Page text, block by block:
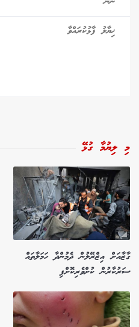
މި ލިޔުމާ ގުޅޭ
ގާޒާއަށް އިޒްރޭލުން ދެމުންދާ ހަމަލާތައް
ސަރުކާރުން ކުށްވެރިކޮށްފި